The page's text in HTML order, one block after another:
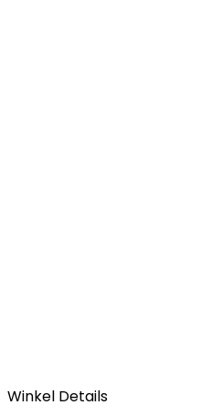
Winkel Details